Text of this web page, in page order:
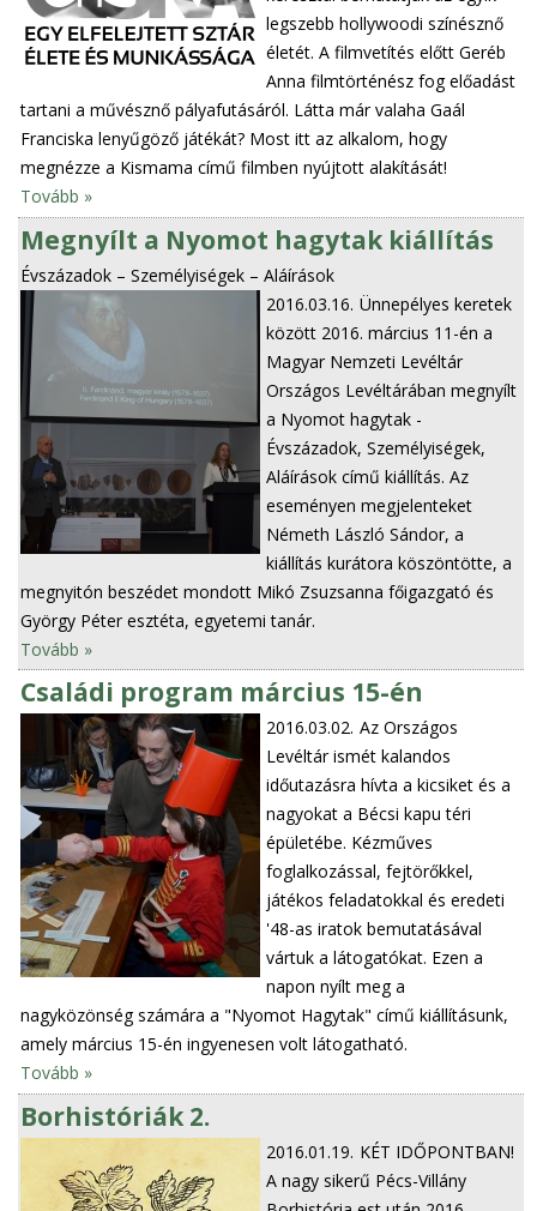
legszebb hollywoodi színésznő
életét. A filmvetítés előtt Geréb
Anna filmtörténész fog előadást
tartani a művésznő pályafutásáról. Látta már valaha Gaál
Franciska lenyűgöző játékát? Most itt az alkalom, hogy
megnézze a Kismama című filmben nyújtott alakítását!
Tovább »
Megnyílt a Nyomot hagytak kiállítás
Évszázadok – Személyiségek – Aláírások
2016.03.16. Ünnepélyes keretek
között 2016. március 11-én a
Magyar Nemzeti Levéltár
Országos Levéltárában megnyílt
a Nyomot hagytak -
Évszázadok, Személyiségek,
Aláírások című kiállítás. Az
eseményen megjelenteket
Németh László Sándor, a
kiállítás kurátora köszöntötte, a
megnyitón beszédet mondott Mikó Zsuzsanna főigazgató és
György Péter esztéta, egyetemi tanár.
Tovább »
Családi program március 15-én
2016.03.02. Az Országos
Levéltár ismét kalandos
időutazásra hívta a kicsiket és a
nagyokat a Bécsi kapu téri
épületébe. Kézműves
foglalkozással, fejtörőkkel,
játékos feladatokkal és eredeti
'48-as iratok bemutatásával
vártuk a látogatókat. Ezen a
napon nyílt meg a
nagyközönség számára a "Nyomot Hagytak" című kiállításunk,
amely március 15-én ingyenesen volt látogatható.
Tovább »
Borhistóriák 2.
2016.01.19. KÉT IDŐPONTBAN!
A nagy sikerű Pécs-Villány